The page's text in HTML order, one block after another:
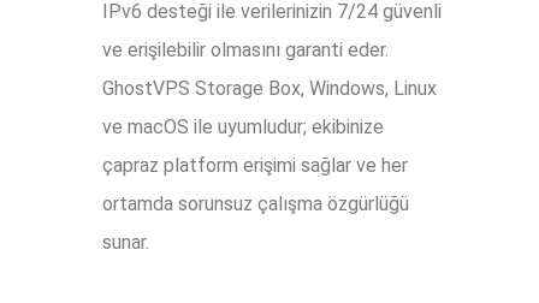
IPv6 desteği ile verilerinizin 7/24 güvenli
ve erişilebilir olmasını garanti eder.
GhostVPS Storage Box, Windows, Linux
ve macOS ile uyumludur; ekibinize
çapraz platform erişimi sağlar ve her
ortamda sorunsuz çalışma özgürlüğü
sunar.